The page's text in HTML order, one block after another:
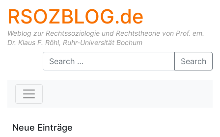
RSOZBLOG.de
Weblog zur Rechtssoziologie und Rechtstheorie von Prof. em.
Dr. Klaus F. Röhl, Ruhr-Universität Bochum
Skip to content Search
Neue Einträge